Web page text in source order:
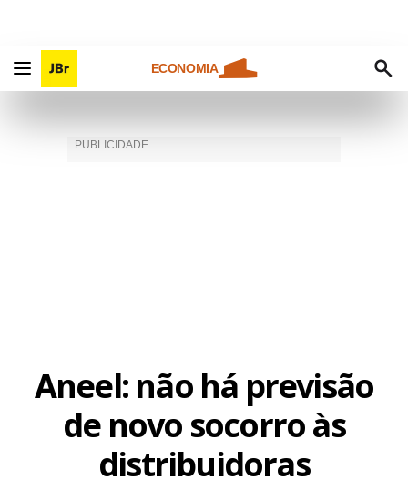
ECONOMIA
Aneel: não há previsão
de novo socorro às
distribuidoras